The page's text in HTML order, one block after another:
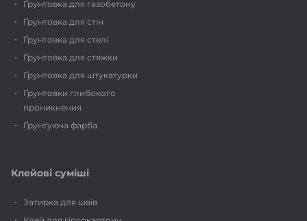
Ґрунтовка для газобетону
Ґрунтовка для стін
Ґрунтовка для стелі
Ґрунтовка для стяжки
Ґрунтовка для штукатурки
Ґрунтовки глибокого
проникнення
Ґрунтуюча фарба
Клейові суміші
Затирка для швів